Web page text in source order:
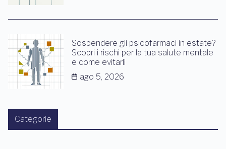
Sospendere gli psicofarmaci in estate?
Scopri i rischi per la tua salute mentale
e come evitarli
ago 5, 2026
Categorie